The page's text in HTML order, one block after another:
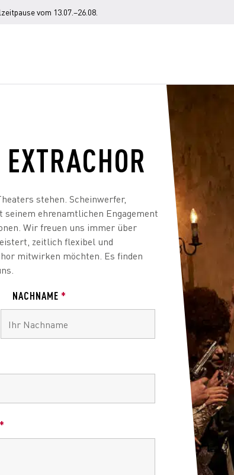
vom 13.07.–26.08.
stehen. Scheinwerfer,
ehrenamtlichen Engagement
Wir freuen uns immer über
zeitlich flexibel und
mitwirken möchten. Es finden
NACHNAME *
*